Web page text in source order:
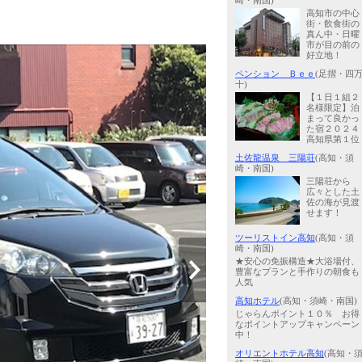
高知市の中心
街・飲食街の
真ん中・日曜
市が目の前の
好立地！
ペンション Ｂｅｅ (足摺・四万
十)
【１日１組２
名様限定】泊
まって良かっ
た宿２０２４
高知県第１位
土佐龍温泉 三陽荘(高知・須
崎・南国)
三陽荘から
広々とした土
佐の海が見渡
せます！
ツーリストイン高知(高知・須
崎・南国)
★安心の免振構造★大浴場付、
豊富なプランと手作りの朝食も
人気
高知ホテル(高知・須崎・南国)
じゃらんポイント１０％ お得
なポイントアップキャンペーン
中！
オリエントホテル高知(高知・須